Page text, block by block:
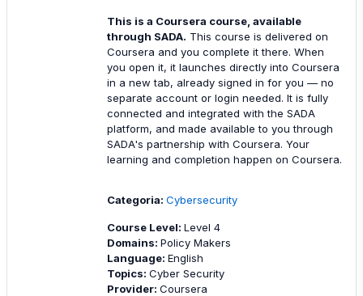
This is a Coursera course, available
through SADA. This course is delivered on
Coursera and you complete it there. When
you open it, it launches directly into Coursera
in a new tab, already signed in for you — no
separate account or login needed. It is fully
connected and integrated with the SADA
platform, and made available to you through
SADA's partnership with Coursera. Your
learning and completion happen on Coursera.
Categoria: Cybersecurity
Course Level: Level 4
Domains: Policy Makers
Language: English
Topics: Cyber Security
Provider: Coursera